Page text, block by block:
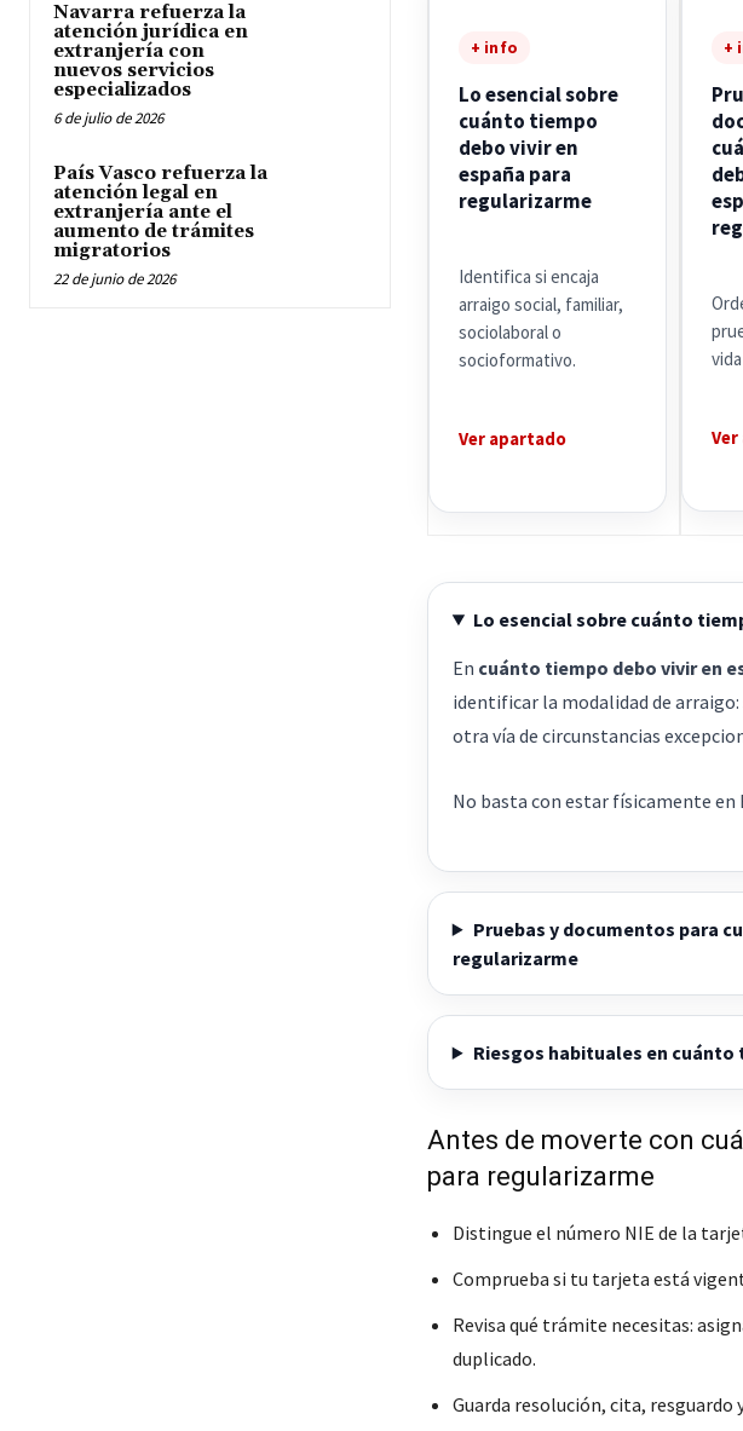
Navarra refuerza la
atención jurídica en
extranjería con
nuevos servicios
especializados
6 de julio de 2026
País Vasco refuerza la
atención legal en
extranjería ante el
aumento de trámites
migratorios
22 de junio de 2026
+ info
Lo esencial sobre
cuánto tiempo
debo vivir en
españa para
regularizarme
Identifica si encaja
arraigo social, familiar,
sociolaboral o
socioformativo.
Ver apartado
+
Lo esencial sobre cuánto
En cuánto tiempo debo vivir en
identificar la modalidad de
otra vía de circunstancias
No basta con estar físicamente en
Pruebas y documentos para
regularizarme
Riesgos habituales en
Antes de moverte con
para regularizarme
Distingue el número NIE de la
Comprueba si tu tarjeta está
Revisa qué trámite necesitas:
duplicado.
Guarda resolución, cita, resguardo